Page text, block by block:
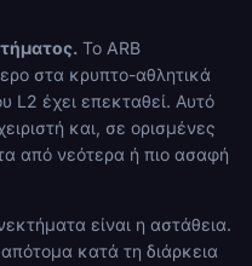
Το ARB
στα κρυπτο-αθλητικά
L2 έχει επεκταθεί. Αυτό
και, σε ορισμένες
από νεότερα ή πιο ασαφή
είναι η αστάθεια.
κατά τη διάρκεια